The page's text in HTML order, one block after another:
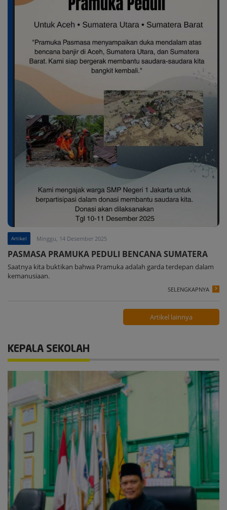
Artikel Minggu, 14 Desember 2025
PASMASA PRAMUKA PEDULI BENCANA SUMATERA
Saatnya kita buktikan bahwa Pramuka adalah garda terdepan dalam
kemanusiaan.
SELENGKAPNYA
Artikel lainnya
KEPALA SEKOLAH